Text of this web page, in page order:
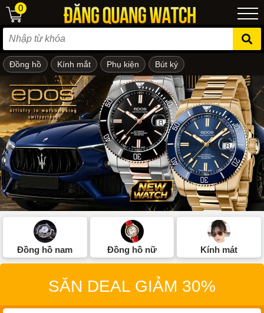
em
0
Đồng hồ Kính mắt Phụ kiện Bút ký
Đồng hồ nam Đồng hồ nữ Kính mát
SĂN DEAL GIẢM 30%